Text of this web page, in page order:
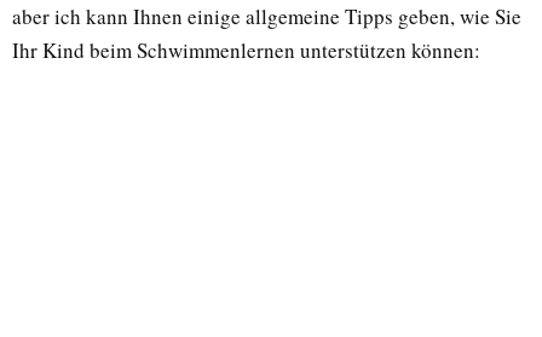
aber ich kann Ihnen einige allgemeine Tipps geben, wie Sie
Ihr Kind beim Schwimmenlernen unterstützen können: